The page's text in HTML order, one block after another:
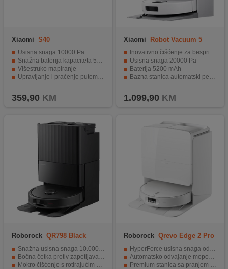
Xiaomi S40
Usisna snaga 10000 Pa
Snažna baterija kapaciteta 5200 mAh
Višestruko mapiranje
Upravljanje i praćenje putem aplikacije
359,90 KM
Xiaomi Robot Vacuum 5
Inovativno čišćenje za besprijekorne rezultate
Usisna snaga 20000 Pa
Baterija 5200 mAh
Bazna stanica automatski pere i suši krpe za brisanje
1.099,90 KM
Roborock QR798 Black
Snažna usisna snaga 10.000 Pa
Bočna četka protiv zapetljavanja
Mokro čišćenje s rotirajućim krpama
Roborock Qrevo Edge 2 Pro
HyperForce usisna snaga od 25.000 Pa
Automatsko odvajanje mopova za suhe tepihe
Premium stanica sa pranjem na 100°C